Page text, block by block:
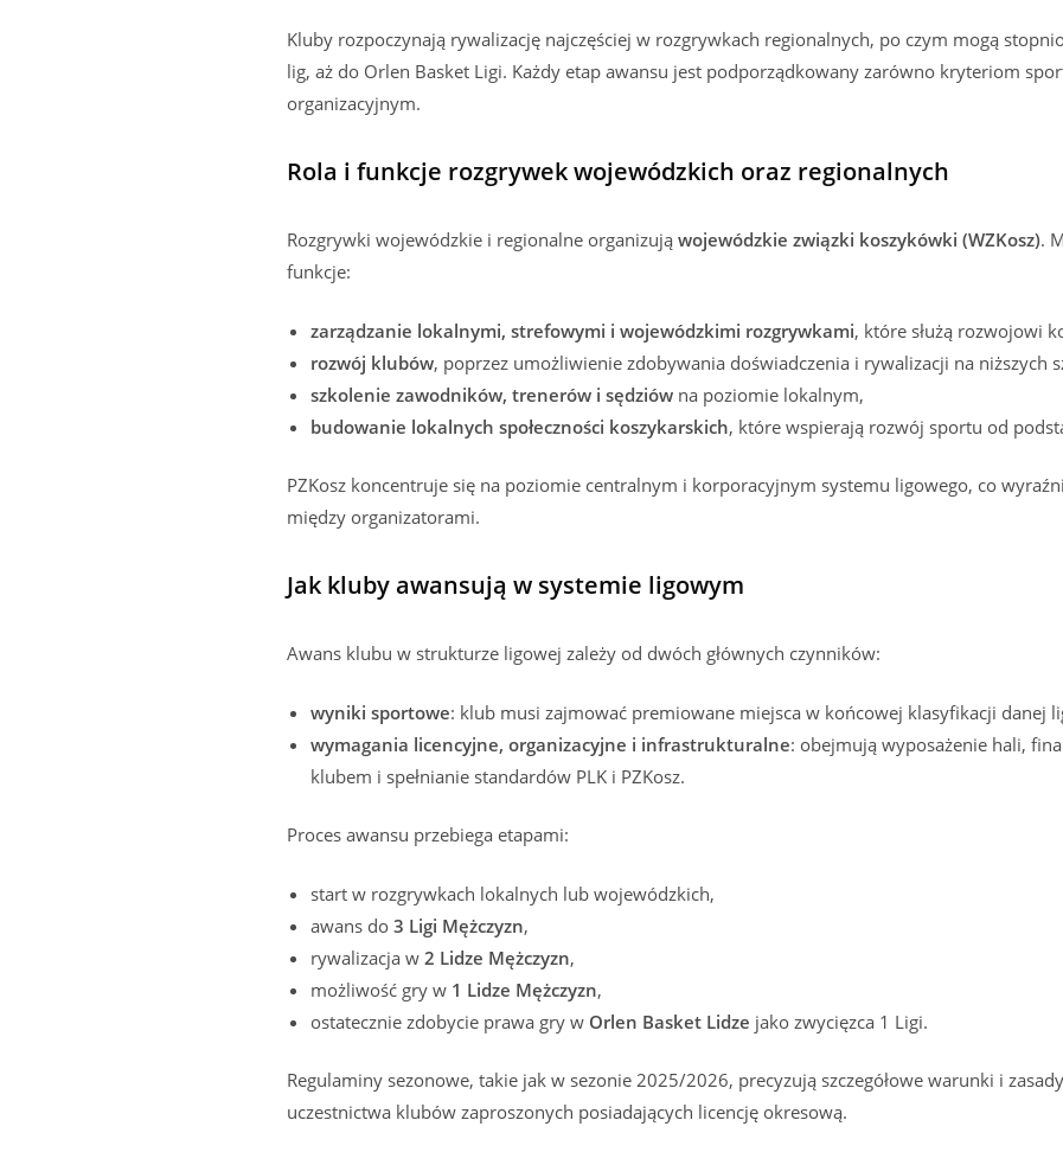
Kluby rozpoczynają rywalizację najczęściej w rozgrywkach regionalnych, po czym mogą
lig, aż do Orlen Basket Ligi. Każdy etap awansu jest podporządkowany zarówno kryteriom
organizacyjnym.
Rola i funkcje rozgrywek wojewódzkich oraz regionalnych
Rozgrywki wojewódzkie i regionalne organizują wojewódzkie związki koszykówki (WZKosz).
funkcje:
zarządzanie lokalnymi, strefowymi i wojewódzkimi rozgrywkami, które służą rozwojowi
rozwój klubów, poprzez umożliwienie zdobywania doświadczenia i rywalizacji na niższych
szkolenie zawodników, trenerów i sędziów na poziomie lokalnym,
budowanie lokalnych społeczności koszykarskich, które wspierają rozwój sportu od
PZKosz koncentruje się na poziomie centralnym i korporacyjnym systemu ligowego, co
między organizatorami.
Jak kluby awansują w systemie ligowym
Awans klubu w strukturze ligowej zależy od dwóch głównych czynników:
wyniki sportowe: klub musi zajmować premiowane miejsca w końcowej klasyfikacji danej
wymagania licencyjne, organizacyjne i infrastrukturalne: obejmują wyposażenie hali,
klubem i spełnianie standardów PLK i PZKosz.
Proces awansu przebiega etapami:
start w rozgrywkach lokalnych lub wojewódzkich,
awans do 3 Ligi Mężczyzn,
rywalizacja w 2 Lidze Mężczyzn,
możliwość gry w 1 Lidze Mężczyzn,
ostatecznie zdobycie prawa gry w Orlen Basket Lidze jako zwycięzca 1 Ligi.
Regulaminy sezonowe, takie jak w sezonie 2025/2026, precyzują szczegółowe warunki i
uczestnictwa klubów zaproszonych posiadających licencję okresową.